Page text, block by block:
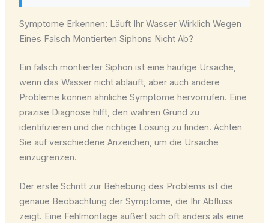
Symptome Erkennen: Läuft Ihr Wasser Wirklich Wegen
Eines Falsch Montierten Siphons Nicht Ab?
Ein falsch montierter Siphon ist eine häufige Ursache,
wenn das Wasser nicht abläuft, aber auch andere
Probleme können ähnliche Symptome hervorrufen. Eine
präzise Diagnose hilft, den wahren Grund zu
identifizieren und die richtige Lösung zu finden. Achten
Sie auf verschiedene Anzeichen, um die Ursache
einzugrenzen.
Der erste Schritt zur Behebung des Problems ist die
genaue Beobachtung der Symptome, die Ihr Abfluss
zeigt. Eine Fehlmontage äußert sich oft anders als eine